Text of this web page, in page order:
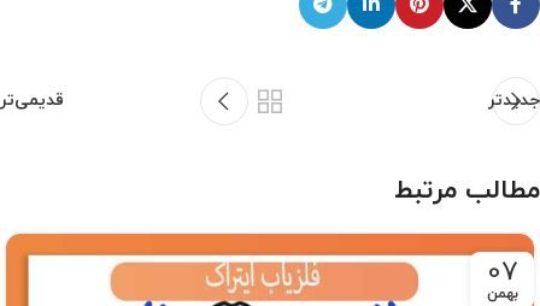
جدیدتر قدیمی‌تر
مطالب مرتبط
07
بهمن